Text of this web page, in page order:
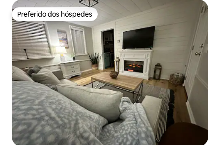
Preferido dos hóspedes
Preferido dos hóspedes